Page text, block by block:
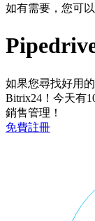
如有需要，您可
如果您尋找好用
Bitrix24！今天有
銷售管理！
免費註冊